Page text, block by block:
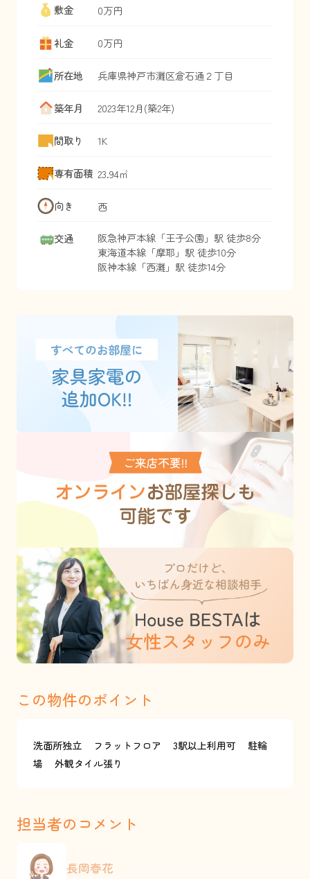
敷金 0万円
礼金 0万円
所在地 兵庫県神戸市灘区倉石通 ２丁目
築年月 2023年12月(築2年)
間取り 1K
専有面積 23.94㎡
向き 西
交通 阪急神戸本線「王子公園 」駅 徒歩8分
東海道本線「摩耶 」駅 徒歩10分
阪神本線「西灘」駅 徒歩14分
この物件のポイント
洗面所独立 フラットフロア 3駅以上利用可
駐輪
場
外観タイル張り
担当者のコメント
長岡春花